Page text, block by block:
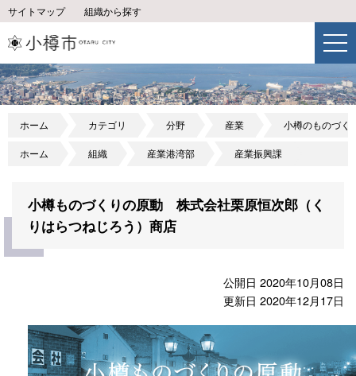
サイトマップ 組織から探す
ホーム カテゴリ 分野 産業 小樽のものづく
ホーム 組織 産業港湾部 産業振興課
小樽ものづくりの原動 株式会社栗原恒次郎（く
りはらつねじろう）商店
公開日 2020年10月08日
更新日 2020年12月17日